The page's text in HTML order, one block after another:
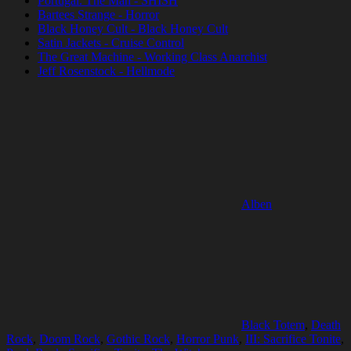
Bartees Strange - Horror
Black Honey Cult - Black Honey Cult
Satin Jackets - Cruise Control
The Great Machine - Working Class Anarchist
Jeff Rosenstock - Hellmode
Alben
Black Totem, Death
Rock, Doom Rock, Gothic Rock, Horror Punk, III: Sacrifice Tonite,